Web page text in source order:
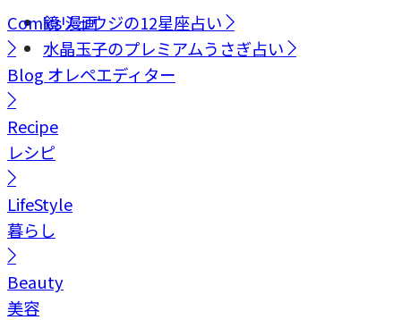
鏡リュウジの12星座占い
水晶玉子のプレミアムうさぎ占い
Comics漫画
Blog オレペエディター
Recipe
レシピ
LifeStyle
暮らし
Beauty
美容